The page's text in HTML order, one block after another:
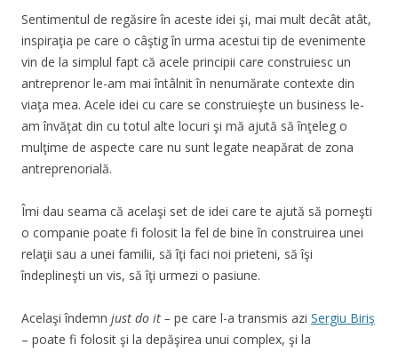
Sentimentul de regăsire în aceste idei şi, mai mult decât atât,
inspiraţia pe care o câştig în urma acestui tip de evenimente
vin de la simplul fapt că acele principii care construiesc un
antreprenor le-am mai întâlnit în nenumărate contexte din
viaţa mea. Acele idei cu care se construieşte un business le-
am învăţat din cu totul alte locuri şi mă ajută să înţeleg o
mulţime de aspecte care nu sunt legate neapărat de zona
antreprenorială.
Îmi dau seama că acelaşi set de idei care te ajută să porneşti
o companie poate fi folosit la fel de bine în construirea unei
relaţii sau a unei familii, să îţi faci noi prieteni, să îşi
îndeplineşti un vis, să îţi urmezi o pasiune.
Acelaşi îndemn just do it – pe care l-a transmis azi Sergiu Biriş
– poate fi folosit şi la depăşirea unui complex, şi la